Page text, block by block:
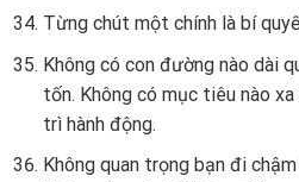
Từng chút một chính là bí
Không có con đường nào dài
tốn. Không có mục tiêu nào
trì hành động.
Không quan trọng bạn đi